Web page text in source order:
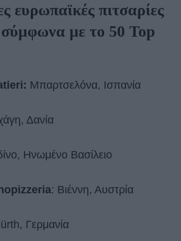
ευρωπαϊκές πιτσαρίες
σύμφωνα με το 50 Top
Μπαρτσελόνα, Ισπανία
Δανία
Ηνωμένο Βασίλειο
: Βιέννη, Αυστρία
Γερμανία